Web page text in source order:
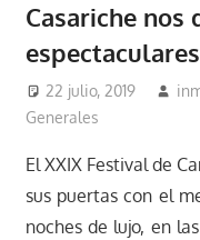
Casariche nos
22 julio, 2019
Generales
El XXIX Festival de
sus puertas con el
noches de lujo, en